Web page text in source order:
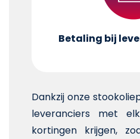
Betaling bij
Dankzij onze
leveranciers met
kortingen krijgen,